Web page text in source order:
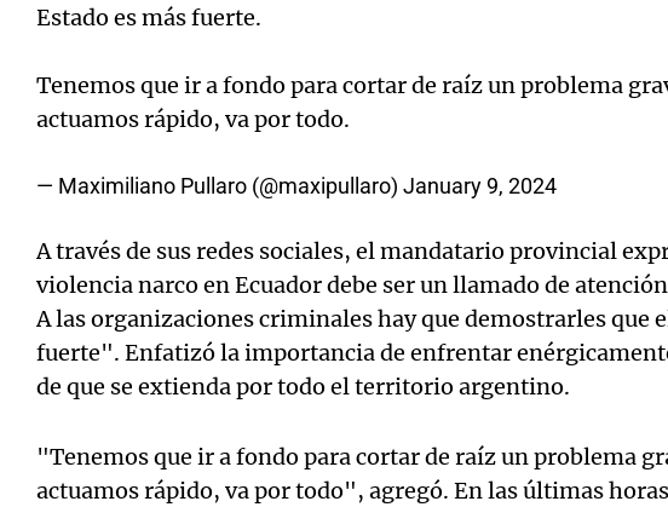
Estado es más fuerte.
Tenemos que ir a fondo para cortar de raíz un problema
actuamos rápido, va por todo.
— Maximiliano Pullaro (@maxipullaro) January 9, 2024
A través de sus redes sociales, el mandatario provincial
violencia narco en Ecuador debe ser un llamado de
A las organizaciones criminales hay que demostrarles que
fuerte". Enfatizó la importancia de enfrentar
de que se extienda por todo el territorio argentino.
"Tenemos que ir a fondo para cortar de raíz un problema
actuamos rápido, va por todo", agregó. En las últimas